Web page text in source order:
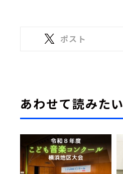
ポスト
あわせて読みたい